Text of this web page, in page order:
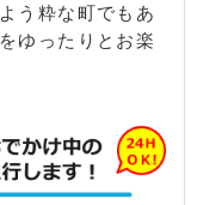
う粋な町でもあ
ゆったりとお楽